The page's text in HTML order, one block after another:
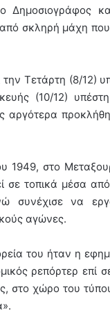
Δημοσιογράφος
από σκληρή μάχη
Τετάρτη (8/12)
(10/12)
αργότερα
1949, στο
σε τοπικά μέσα
συνέχισε να
αγώνες.
του ήταν η
ρεπόρτερ επί
στο χώρο του